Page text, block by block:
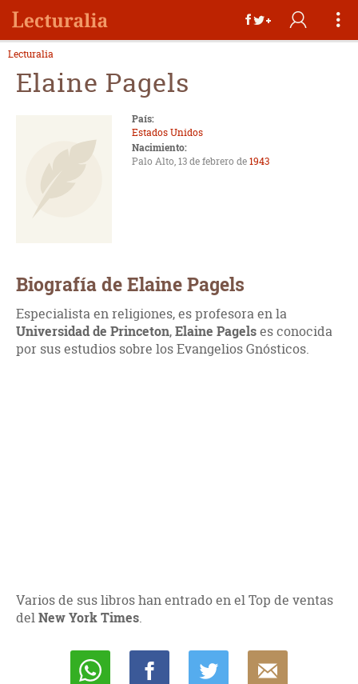
Lecturalia
Elaine Pagels
País:
Estados Unidos
Nacimiento:
Palo Alto, 13 de febrero de1943
Biografía de Elaine Pagels
Especialista en religiones, es profesora en la
Universidad de Princeton,Elaine Pagelses conocida
por sus estudios sobre los Evangelios Gnósticos.
Varios de sus libros han entrado en el Top de ventas
delNew York Times.